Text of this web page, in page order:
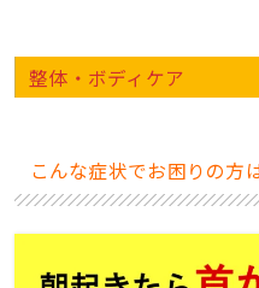
整体・ボディケア
こんな症状でお困りの方